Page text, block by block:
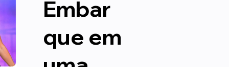
Embar
que em